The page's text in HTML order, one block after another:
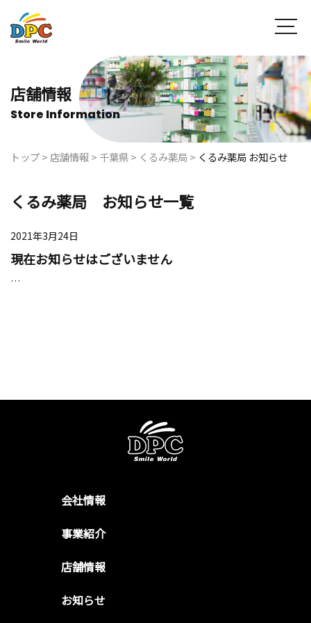
店舗情報
Store Information
トップ> 店舗情報> 千葉県> くるみ薬局 > くるみ薬局 お知らせ
くるみ薬局 お知らせ一覧
2021年3月24日
現在お知らせはございません
…
会社情報
事業紹介
店舗情報
お知らせ